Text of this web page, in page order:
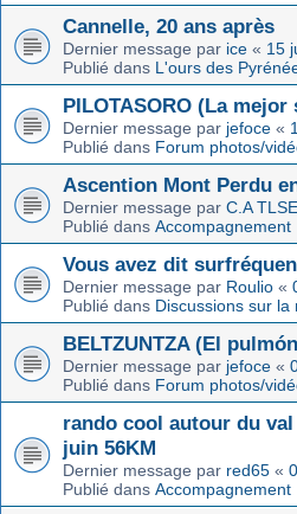
Cannelle, 20 ans après
Dernier message par ice « 15
Publié dans L'ours des
PILOTASORO (La
Dernier message par jefoce «
Publié dans Forum photos/
Ascention Mont Perdu
Dernier message par C.A TLSE
Publié dans Accompagnement
Vous avez dit
Dernier message par Roulio «
Publié dans Discussions sur la
BELTZUNTZA (El
Dernier message par jefoce «
Publié dans Forum photos/
rando cool autour du
juin 56KM
Dernier message par red65 «
Publié dans Accompagnement